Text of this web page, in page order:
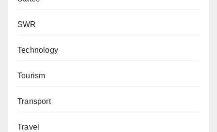
SWR
Technology
Tourism
Transport
Travel